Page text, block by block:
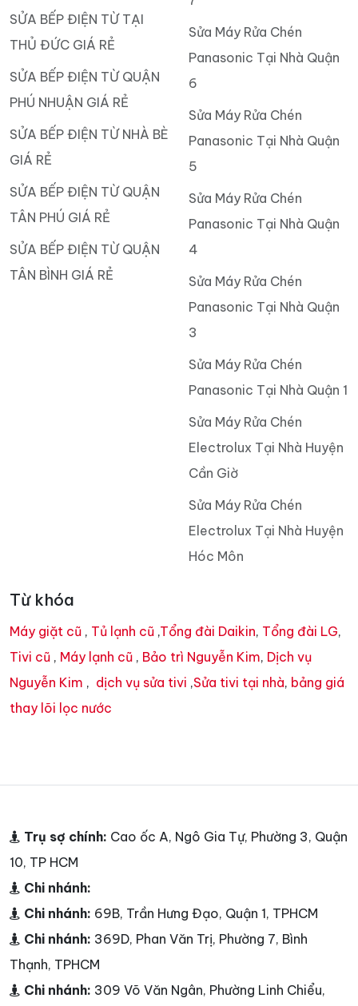
SỬA BẾP ĐIỆN TỪ TẠI
THỦ ĐỨC GIÁ RẺ
SỬA BẾP ĐIỆN TỪ QUẬN
PHÚ NHUẬN GIÁ RẺ
SỬA BẾP ĐIỆN TỪ NHÀ BÈ
GIÁ RẺ
SỬA BẾP ĐIỆN TỪ QUẬN
TÂN PHÚ GIÁ RẺ
SỬA BẾP ĐIỆN TỪ QUẬN
TÂN BÌNH GIÁ RẺ
Sửa Máy Rửa Chén
Panasonic Tại Nhà Quận
6
Sửa Máy Rửa Chén
Panasonic Tại Nhà Quận
5
Sửa Máy Rửa Chén
Panasonic Tại Nhà Quận
4
Sửa Máy Rửa Chén
Panasonic Tại Nhà Quận
3
Sửa Máy Rửa Chén
Panasonic Tại Nhà Quận 1
Sửa Máy Rửa Chén
Electrolux Tại Nhà Huyện
Cần Giờ
Sửa Máy Rửa Chén
Electrolux Tại Nhà Huyện
Hóc Môn
Từ khóa
Máy giặt cũ , Tủ lạnh cũ ,Tổng đài Daikin, Tổng đài LG,
Tivi cũ , Máy lạnh cũ , Bảo trì Nguyễn Kim, Dịch vụ
Nguyễn Kim , dịch vụ sửa tivi ,Sửa tivi tại nhà, bảng giá
thay lõi lọc nước
Trụ sợ chính: Cao ốc A, Ngô Gia Tự, Phường 3, Quận
10, TP HCM
Chi nhánh:
Chi nhánh: 69B, Trần Hưng Đạo, Quận 1, TPHCM
Chi nhánh: 369D, Phan Văn Trị, Phường 7, Bình
Thạnh, TPHCM
Chi nhánh: 309 Võ Văn Ngân, Phường Linh Chiểu,